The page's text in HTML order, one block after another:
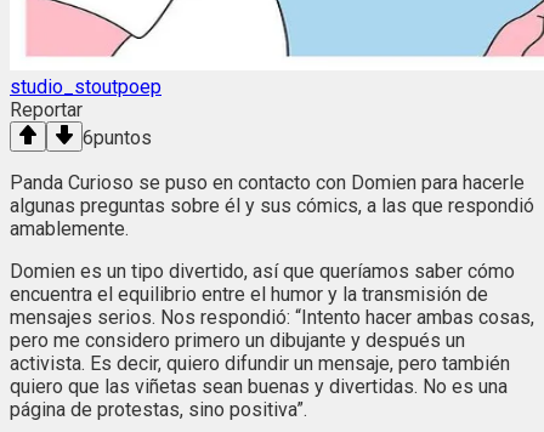
studio_stoutpoep
Reportar
6puntos
Panda Curioso se puso en contacto con Domien para hacerle
algunas preguntas sobre él y sus cómics, a las que respondió
amablemente.
Domien es un tipo divertido, así que queríamos saber cómo
encuentra el equilibrio entre el humor y la transmisión de
mensajes serios. Nos respondió: “Intento hacer ambas cosas,
pero me considero primero un dibujante y después un
activista. Es decir, quiero difundir un mensaje, pero también
quiero que las viñetas sean buenas y divertidas. No es una
página de protestas, sino positiva”.